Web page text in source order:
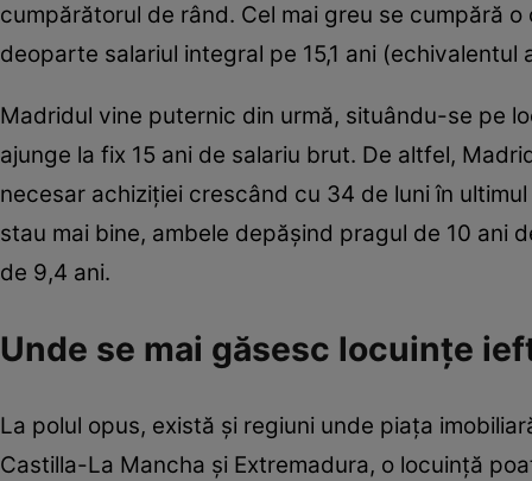
cumpărătorul de rând. Cel mai greu se cumpără
deoparte salariul integral pe 15,1 ani
Madridul vine puternic din urmă, situându-se pe
ajunge la fix 15 ani de salariu brut. De altfel,
necesar achiziției crescând cu 34 de luni în
stau mai bine, ambele depășind pragul de 10 ani
de 9,4 ani.
Unde se mai găsesc locuințe
La polul opus, există și regiuni unde piața
Castilla-La Mancha și Extremadura, o locuință